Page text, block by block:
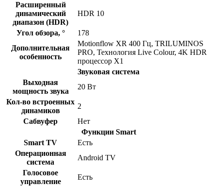
Расширенный
динамический
диапазон (HDR)
HDR 10
Угол обзора, °
178
Дополнительная
особенность
Motionflow XR 400 Гц, TRILUMINOS
PRO, Технология Live Colour, 4K HDR
процессор X1
Звуковая система
Выходная
мощность звука
20 Вт
Кол-во встроенных
динамиков
2
Сабвуфер
Нет
Функции Smart
Smart TV
Есть
Операционная
система
Android TV
Голосовое
управление
Есть